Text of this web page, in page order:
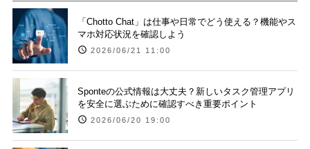
「Chotto Chat」は仕事や日常でどう使える？機能やス
マホ対応状況を確認しよう
2026/06/21 11:00
Sponteの公式情報は大丈夫？新しいタスク管理アプリ
を安全に選ぶために確認すべき重要ポイント
2026/06/20 19:00